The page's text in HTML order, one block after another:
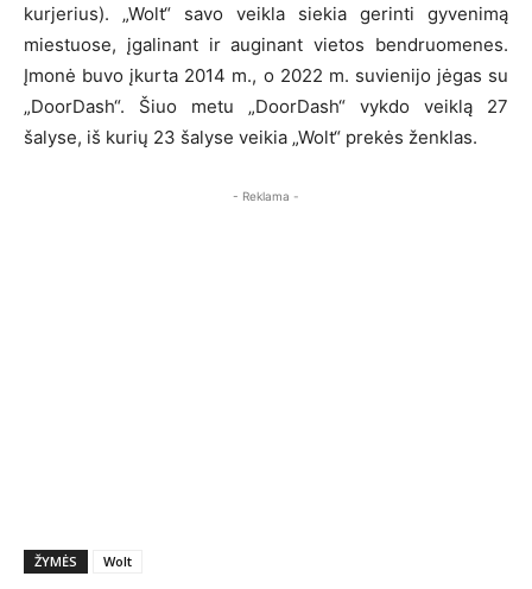
kurjerius). „Wolt“ savo veikla siekia gerinti gyvenimą
miestuose, įgalinant ir auginant vietos bendruomenes.
Įmonė buvo įkurta 2014 m., o 2022 m. suvienijo jėgas su
„DoorDash“. Šiuo metu „DoorDash“ vykdo veiklą 27
šalyse, iš kurių 23 šalyse veikia „Wolt“ prekės ženklas.
- Reklama -
ŽYMĖS Wolt